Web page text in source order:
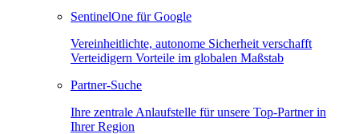
SentinelOne für Google
Vereinheitlichte, autonome Sicherheit verschafft
Verteidigern Vorteile im globalen Maßstab
Partner-Suche
Ihre zentrale Anlaufstelle für unsere Top-Partner in
Ihrer Region